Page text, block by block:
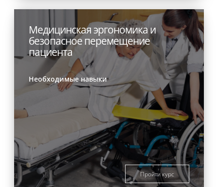
Медицинская эргономика и
безопасное перемещение
пациента
Необходимые навыки
Пройти курс